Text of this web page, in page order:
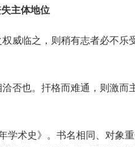
主体地位
威临之，则稍有志者必不乐
也。扞格而难通，则激而
学术史》。书名相同、对象